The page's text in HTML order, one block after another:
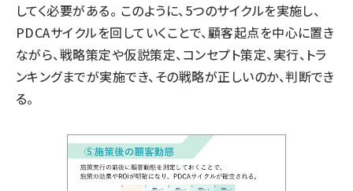
してく必要がある。 このように、5つのサイクルを実施し、
PDCAサイクルを回していくことで、顧客起点を中心に置き
ながら、戦略策定や仮説策定、コンセプト策定、実行、トラ
ンキングまでが実施でき、その戦略が正しいのか、判断でき
る。